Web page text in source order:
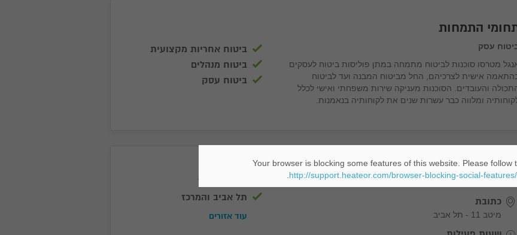
התמחות
עסק
מטרסו סוכנות לביטוח מתמחה במתן פוליסות ביטוח לעסקים
אישית לצרכיהם, החל מביטוח המבנה ועד לביטוח
והעובדים. הסוכנות מעניקה שירות משפחתי ואישי לכלל
ומלווה כבר עשרות שנים את לקוחותיה בנאמנות.
ביטוח אחריות מקצועית
ביטוח מנהלים
ביטוח עסק
מידע נוסף
כתובת
מיטב 11 - תל אביב
אזורי שירות
תל אביב והמרכז
עוד אזורים
Your browser is blocking some features of this website. Please follow
http://support.heateor.com/browser-blocking-social-features/